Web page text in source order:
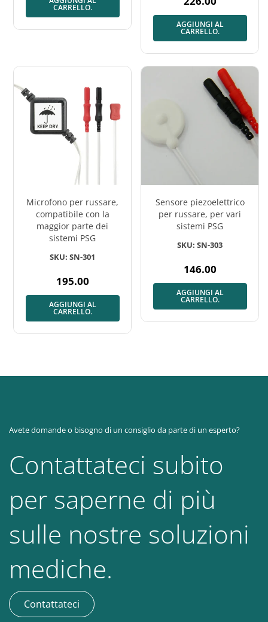
CARRELLO.
Prezzo
normale
AGGIUNGI AL
CARRELLO.
Microfono per russare,
compatibile con la
maggior parte dei
sistemi PSG
SKU: SN-301
Prezzo
normale
195.00
AGGIUNGI AL
CARRELLO.
Sensore piezoelettrico
per russare, per vari
sistemi PSG
SKU: SN-303
Prezzo
normale
146.00
AGGIUNGI AL
CARRELLO.
Avete domande o bisogno di un consiglio da parte di un esperto?
Contattateci subito
per saperne di più
sulle nostre soluzioni
mediche.
Contattateci